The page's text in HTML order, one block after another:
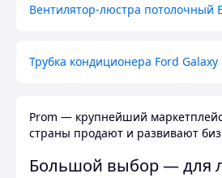
Вентилятор-люстра потолочный
Трубка кондиционера Ford Galaxy
Prom — крупнейший
страны продают и развивают
Большой выбор — для